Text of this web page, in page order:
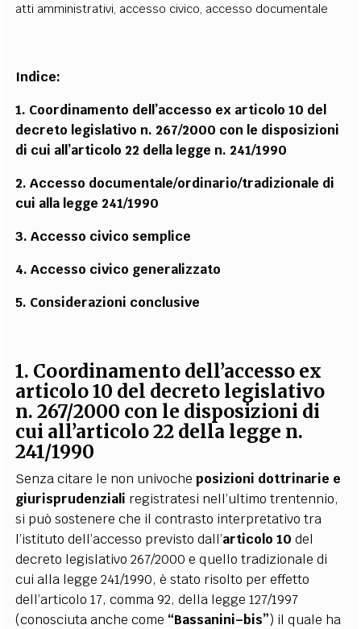
atti amministrativi, accesso civico, accesso documentale
Indice:
1. Coordinamento dell’accesso ex articolo 10 del
decreto legislativo n. 267/2000 con le disposizioni
di cui all’articolo 22 della legge n. 241/1990
2. Accesso documentale/ordinario/tradizionale di
cui alla legge 241/1990
3. Accesso civico semplice
4. Accesso civico generalizzato
5. Considerazioni conclusive
1. Coordinamento dell’accesso ex
articolo 10 del decreto legislativo
n. 267/2000 con le disposizioni di
cui all’articolo 22 della legge n.
241/1990
Senza citare le non univocheposizioni dottrinarie e
giurisprudenziali registratesi nell’ultimo trentennio,
si può sostenere che il contrasto interpretativo tra
l’istituto dell’accesso previsto dall’articolo 10 del
decreto legislativo 267/2000 e quello tradizionale di
cui alla legge 241/1990, è stato risolto per effetto
dell’articolo 17, comma 92, della legge 127/1997
(conosciuta anche come “Bassanini–bis”) il quale ha